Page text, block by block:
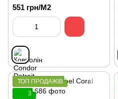
551 грн/М2
ТОП ПРОДАЖІВ
3